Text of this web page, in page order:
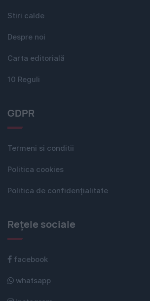
Stiri calde
Despre noi
Carta editorială
10 Reguli
GDPR
Termeni si conditii
Politica cookies
Politica de confidențialitate
Rețele sociale
facebook
whatsapp